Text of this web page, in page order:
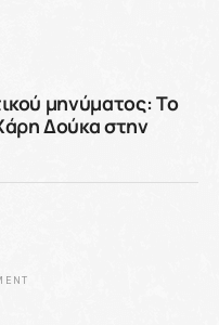
μηνύματος: Το
Δούκα στην